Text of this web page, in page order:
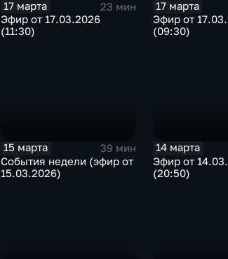
17 марта
23 мин
Эфир от 17.03.2026
(11:30)
17 марта
Эфир от
(09:30)
15 марта
39 мин
События недели (эфир от
15.03.2026)
14 марта
Эфир от
(20:50)